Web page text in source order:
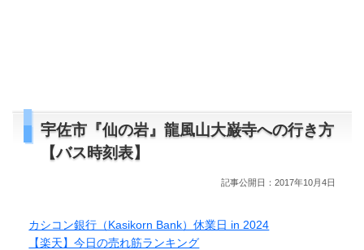
宇佐市『仙の岩』龍風山大巌寺への行き方
【バス時刻表】
記事公開日：2017年10月4日
カシコン銀行（Kasikorn Bank）休業日 in 2024
【楽天】今日の売れ筋ランキング